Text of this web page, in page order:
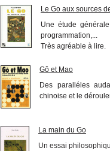
Le Go aux sources
Une étude
programmation,...
Très agréable à lire.
Gô et Mao
Des paralléles
chinoise et le
La main du Go
Un essai